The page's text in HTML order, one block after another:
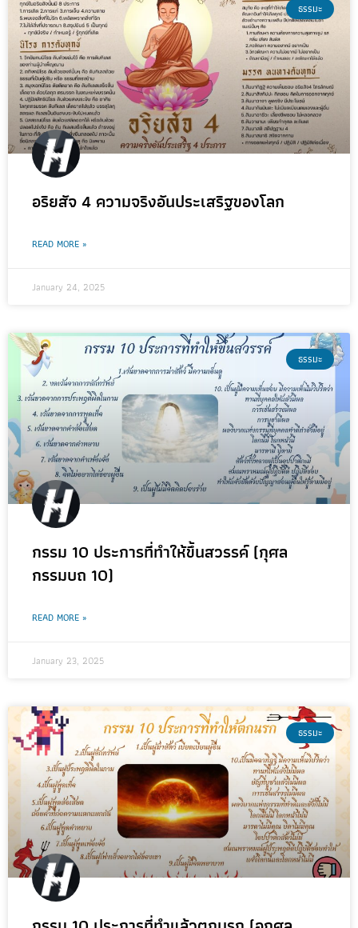
ธรรมะ
อริยสัจ 4 ความจริงอันประเสริฐของโลก
READ MORE »
January 24, 2025
ธรรมะ
กรรม 10 ประการที่ทำให้ขึ้นสวรรค์ (กุศล
กรรมบถ 10)
READ MORE »
January 23, 2025
ธรรมะ